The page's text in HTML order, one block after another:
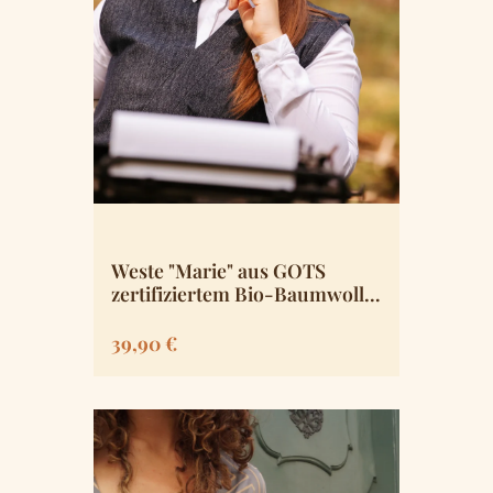
Weste "Marie" aus GOTS
zertifiziertem Bio-Baumwoll-
Regulärer Preis:
39,90 €